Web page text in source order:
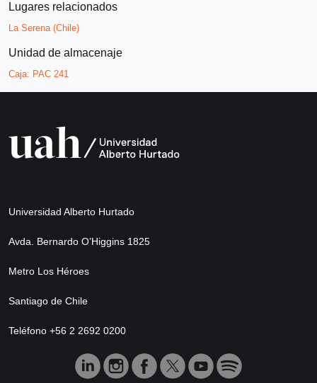
Lugares relacionados
La Serena (Chile)
Unidad de almacenaje
Caja: PAC 241
Universidad Alberto Hurtado
Avda. Bernardo O’Higgins 1825
Metro Los Héroes
Santiago de Chile
Teléfono +56 2 2692 0200